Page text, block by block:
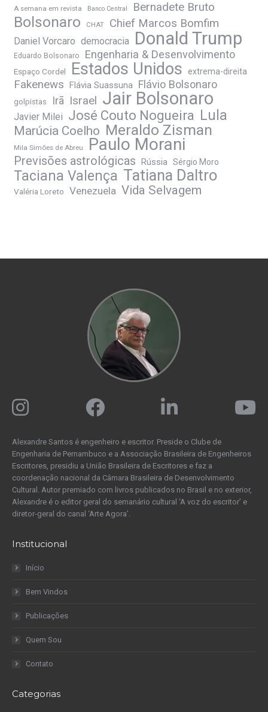
A semana em revista Banco Central Bernadete Bruto
Bolsonaro CHAT Chief Marcos Bomfim
Daniel Vorcaro democracia Donald Trump
Eduardo Bolsonaro Engenharia & Desenvolvimento
Espaço Cordel Estados Unidos extrema-direita
Fakenews Flávia Suassuna Flávio Bolsonaro
golpistas Irã Israel Jair Bolsonaro
Javier Milei José Couto Nogueira Lula
Marúcia Coelho Meraldo Zisman
Mila Simões de Abreu Paulo Morani
Previsões astrológicas Rússia Sérgio Moro
Taciana Valença Tatiana Daltro
Valéria Loreto Venezuela Vida Selvagem
Alexandre Santos é engenheiro e escritor. Preside o Clube de
Engenharia de Pernambuco e a Associação Brasileira de Engenheiros
Escritores, presidiu a União Brasileira de Escritores e faz a
coordenação nacional da Câmara Brasileira de Desenvolvimento
Cultural. Autor premiado com livros publicados no Brasil e no exterior,
Alexandre é o editor geral do semanário cultural ‘A voz do escritor’ e
diretor-geral do canal ‘Arte Agora’.
Institucional
Início
Bem Vindos
Publicações
Quem Sou
Contato
Categorias